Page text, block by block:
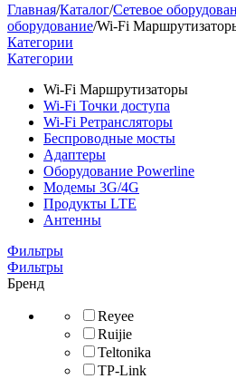
Главная/Каталог/Сетевое
оборудование/Wi-Fi
Категории
Категории
Wi-Fi Маршрутизаторы
Wi-Fi Точки доступа
Wi-Fi Ретрансляторы
Беспроводные мосты
Адаптеры
Оборудование Powerline
Модемы 3G/4G
Продукты LTE
Антенны
Фильтры
Фильтры
Бренд
Reyee
Ruijie
Teltonika
TP-Link